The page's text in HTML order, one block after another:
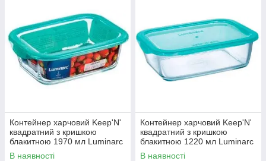
Контейнер харчовий Keep'N'
квадратний з кришкою
блакитною 1970 мл Luminarc
P5516
В наявності
Контейнер харчовий Keep'N'
квадратний з кришкою
блакитною 1220 мл Luminarc
P5517
В наявності